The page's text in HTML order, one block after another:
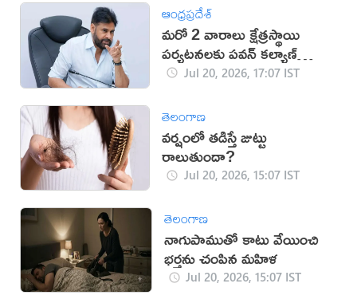
ఆంధ్రప్రదేశ్
మరో 2 వారాలు క్షేత్రస్థాయి
పర్యటనలకు పవన్ కల్యాణ్
దూరంJul 20, 2026, 17:07 IST
తెలంగాణ
వర్షంలో తడిస్తే జుట్టు
రాలుతుందా?
Jul 20, 2026, 15:07 IST
తెలంగాణ
నాగుపాముతో కాటు వేయించి
భర్తను చంపిన మహిళ
Jul 20, 2026, 15:07 IST